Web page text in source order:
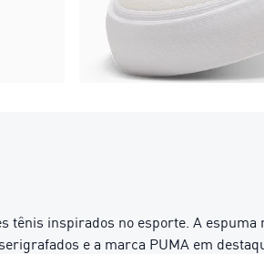
tênis inspirados no esporte. A
e a marca PUMA em